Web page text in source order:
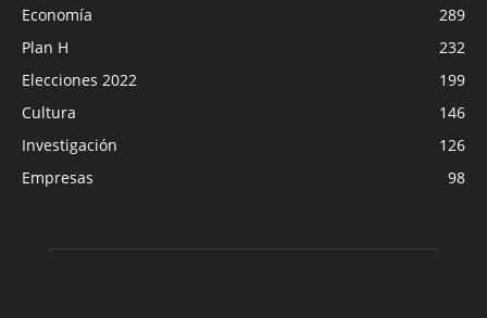
Economía
289
Plan H
232
Elecciones 2022
199
Cultura
146
Investigación
126
Empresas
98